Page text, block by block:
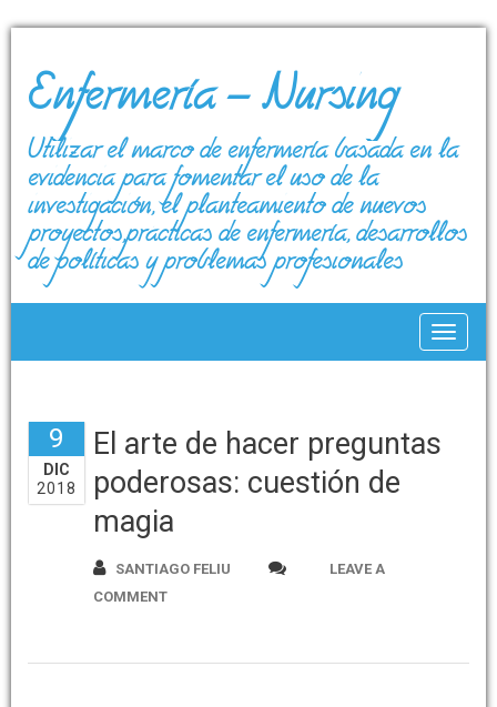
Enfermería – Nursing
Utilizar el marco de enfermería basada en la
evidencia para fomentar el uso de la
investigación, el planteamiento de nuevos
proyectos,prácticas de enfermería, desarrollos
de políticas y problemas profesionales
9
DIC
2018
El arte de hacer preguntas
poderosas: cuestión de
magia
SANTIAGO FELIU
LEAVE A
COMMENT